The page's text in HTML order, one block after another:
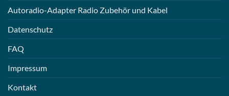
Autoradio-Adapter Radio Zubehör und Kabel
Datenschutz
FAQ
Impressum
Kontakt